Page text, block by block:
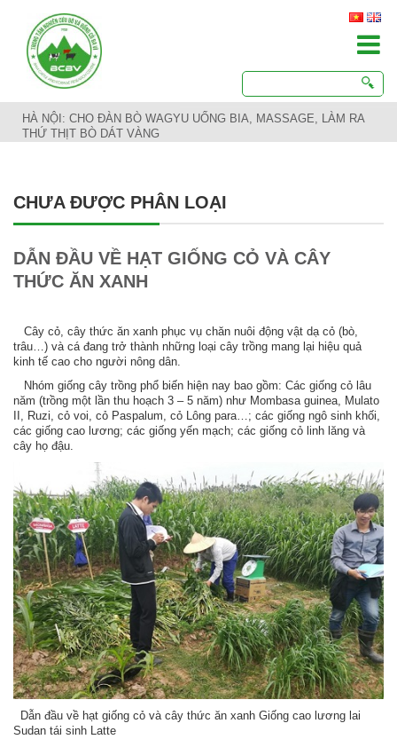
HÀ NỘI: CHO ĐÀN BÒ WAGYU UỐNG BIA, MASSAGE, LÀM RA
THỨ THỊT BÒ DÁT VÀNG
CHƯA ĐƯỢC PHÂN LOẠI
DẪN ĐẦU VỀ HẠT GIỐNG CỎ VÀ CÂY
THỨC ĂN XANH
Cây cỏ, cây thức ăn xanh phục vụ chăn nuôi động vật dạ cỏ (bò,
trâu…) và cá đang trở thành những loại cây trồng mang lại hiệu quả
kinh tế cao cho người nông dân.
Nhóm giống cây trồng phổ biến hiện nay bao gồm: Các giống cỏ lâu
năm (trồng một lần thu hoạch 3 – 5 năm) như Mombasa guinea, Mulato
II, Ruzi, cỏ voi, cỏ Paspalum, cỏ Lông para…; các giống ngô sinh khối,
các giống cao lương; các giống yến mạch; các giống cỏ linh lăng và
cây họ đậu.
Dẫn đầu về hạt giống cỏ và cây thức ăn xanh Giống cao lương lai
Sudan tái sinh Latte